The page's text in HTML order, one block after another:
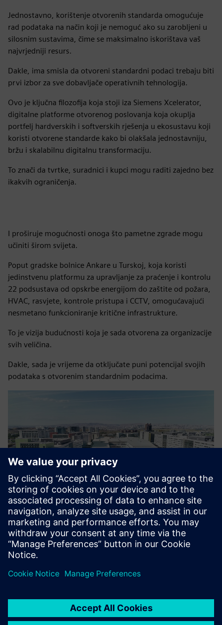
Jednostavno, korištenje otvorenih standarda omogućuje
rad podataka na način koji je nemoguć ako su zarobljeni u
silosnim sustavima, čime se maksimalno iskorištava vaš
najvrjedniji resurs.
Dakle, ima smisla da otvoreni standardni podaci trebaju biti
prvi izbor za sve dobavljače operativnih tehnologija.
Ovo je ključna filozofija koja stoji iza Siemens Xcelerator,
digitalne platforme otvorenog poslovanja koja okuplja
portfelj hardverskih i softverskih rješenja u ekosustavu koji
koristi otvorene standarde kako bi olakšala jednostavniju,
bržu i skalabilnu digitalnu transformaciju.
To znači da tvrtke, suradnici i kupci mogu raditi zajedno bez
ikakvih ograničenja.
I proširuje mogućnosti onoga što pametne zgrade mogu
učiniti širom svijeta.
Poput gradske bolnice Ankare u Turskoj, koja koristi
jedinstvenu platformu za upravljanje za praćenje i kontrolu
22 podsustava od opskrbe energijom do zaštite od požara,
HVAC, rasvjete, kontrole pristupa i CCTV, omogućavajući
nesmetano funkcioniranje kritične infrastrukture.
To je vizija budućnosti koja je sada otvorena za organizacije
svih veličina.
Dakle, sada je vrijeme da otključate puni potencijal svojih
podataka s otvorenim standardnim podacima.
Kao što je prikazano u
kojem živimo, dostavljen u vašu pristiglu poštu.
industrijske transformacije, dekarbonizacije i digitalizacije.